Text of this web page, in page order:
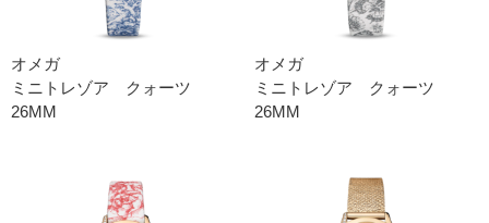
オメガ
ミニトレゾア クォーツ
26MM
オメガ
ミニトレゾア クォーツ
26MM